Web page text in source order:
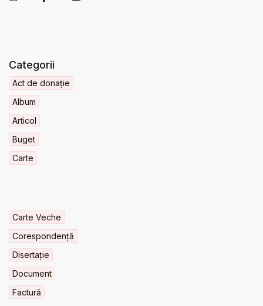
Categorii
Act de donație
Album
Articol
Buget
Carte
Carte Veche
Corespondență
Disertație
Document
Factură